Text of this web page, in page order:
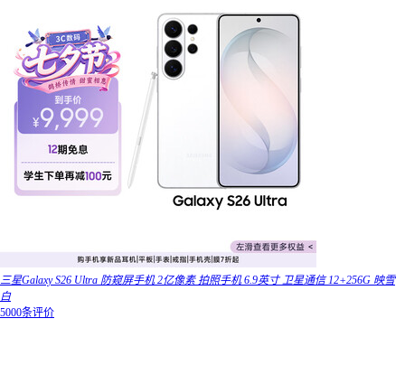
三星Galaxy S26 Ultra 防窥屏手机 2亿像素 拍照手机 6.9英寸 卫星通信 12+256G 映雪
白
5000条评价